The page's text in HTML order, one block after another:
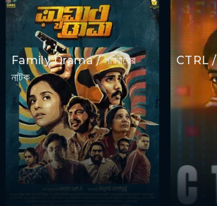
Family Drama / পরিবারের
নাটক
CTRL /